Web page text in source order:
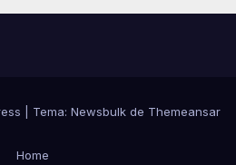
Tema: Newsbulkde Themeansar
Home